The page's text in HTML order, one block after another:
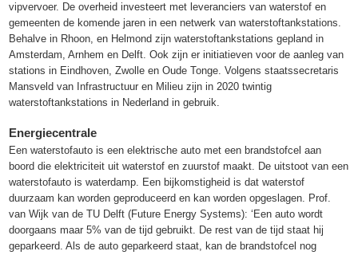
vipvervoer. De overheid investeert met leveranciers van waterstof en
gemeenten de komende jaren in een netwerk van waterstoftankstations.
Behalve in Rhoon, en Helmond zijn waterstoftankstations gepland in
Amsterdam, Arnhem en Delft. Ook zijn er initiatieven voor de aanleg van
stations in Eindhoven, Zwolle en Oude Tonge. Volgens staatssecretaris
Mansveld van Infrastructuur en Milieu zijn in 2020 twintig
waterstoftankstations in Nederland in gebruik.
Energiecentrale
Een waterstofauto is een elektrische auto met een brandstofcel aan
boord die elektriciteit uit waterstof en zuurstof maakt. De uitstoot van een
waterstofauto is waterdamp. Een bijkomstigheid is dat waterstof
duurzaam kan worden geproduceerd en kan worden opgeslagen. Prof.
van Wijk van de TU Delft (Future Energy Systems): ‘Een auto wordt
doorgaans maar 5% van de tijd gebruikt. De rest van de tijd staat hij
geparkeerd. Als de auto geparkeerd staat, kan de brandstofcel nog